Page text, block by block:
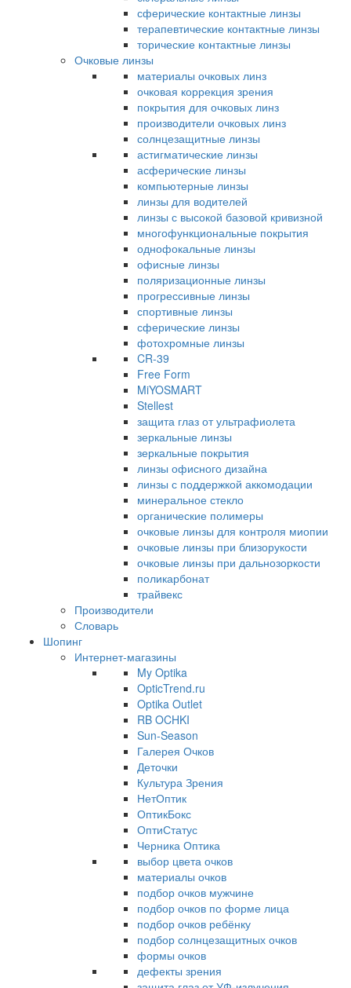
сферические контактные линзы
терапевтические контактные линзы
торические контактные линзы
Очковые линзы
материалы очковых линз
очковая коррекция зрения
покрытия для очковых линз
производители очковых линз
солнцезащитные линзы
астигматические линзы
асферические линзы
компьютерные линзы
линзы для водителей
линзы с высокой базовой кривизной
многофункциональные покрытия
однофокальные линзы
офисные линзы
поляризационные линзы
прогрессивные линзы
спортивные линзы
сферические линзы
фотохромные линзы
CR-39
Free Form
MiYOSMART
Stellest
защита глаз от ультрафиолета
зеркальные линзы
зеркальные покрытия
линзы офисного дизайна
линзы с поддержкой аккомодации
минеральное стекло
органические полимеры
очковые линзы для контроля миопии
очковые линзы при близорукости
очковые линзы при дальнозоркости
поликарбонат
трайвекс
Производители
Словарь
Шопинг
Интернет-магазины
My Optika
OpticTrend.ru
Optika Outlet
RB OCHKI
Sun-Season
Галерея Очков
Деточки
Культура Зрения
НетОптик
ОптикБокс
ОптиСтатус
Черника Оптика
выбор цвета очков
материалы очков
подбор очков мужчине
подбор очков по форме лица
подбор очков ребёнку
подбор солнцезащитных очков
формы очков
дефекты зрения